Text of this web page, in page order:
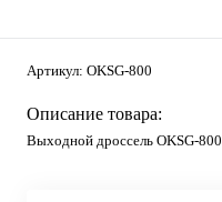
Артикул: OKSG-800
Описание товара:
Выходной дроссель OKSG-800